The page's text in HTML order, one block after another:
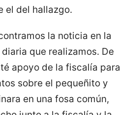
el del hallazgo.
la noticia en la
que realizamos. De
apoyo de la fiscalía para
sobre el pequeñito y
en una fosa común,